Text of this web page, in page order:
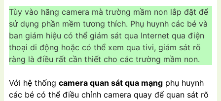
Tùy vào hãng camera mà trường mầm non lắp đặt để
sử dụng phần mềm tương thích. Phụ huynh các bé và
ban giám hiệu có thể giám sát qua Internet qua điện
thoại di động hoặc có thể xem qua tivi, giám sát rõ
ràng là điều rất cần thiết cho các trường mầm non.
Với hệ thống camera quan sát qua mạng phụ huynh
các bé có thể điều chỉnh camera quay để quan sát rõ